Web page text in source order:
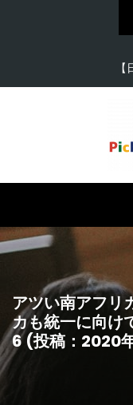
アツい南アフリ
カも統一に向
6 (投稿：2020